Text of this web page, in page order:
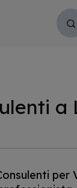
a
per